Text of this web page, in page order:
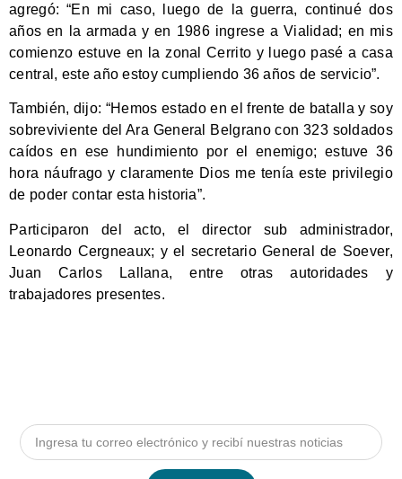
agregó: “En mi caso, luego de la guerra, continué dos
años en la armada y en 1986 ingrese a Vialidad; en mis
comienzo estuve en la zonal Cerrito y luego pasé a casa
central, este año estoy cumpliendo 36 años de servicio”.
También, dijo: “Hemos estado en el frente de batalla y soy
sobreviviente del Ara General Belgrano con 323 soldados
caídos en ese hundimiento por el enemigo; estuve 36
hora náufrago y claramente Dios me tenía este privilegio
de poder contar esta historia”.
Participaron del acto, el director sub administrador,
Leonardo Cergneaux; y el secretario General de Soever,
Juan Carlos Lallana, entre otras autoridades y
trabajadores presentes.